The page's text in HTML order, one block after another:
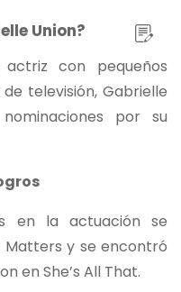
Union?
con pequeños
televisión, Gabrielle
por su
en la actuación se
y se encontró
en She’s All That.